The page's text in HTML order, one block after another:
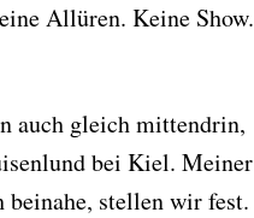
Allüren. Keine Show.
auch gleich mittendrin,
bei Kiel. Meiner
beinahe, stellen wir fest.